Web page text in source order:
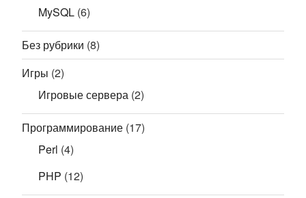
MySQL (6)
Без рубрики (8)
Игры (2)
Игровые сервера (2)
Программирование (17)
Perl (4)
PHP (12)